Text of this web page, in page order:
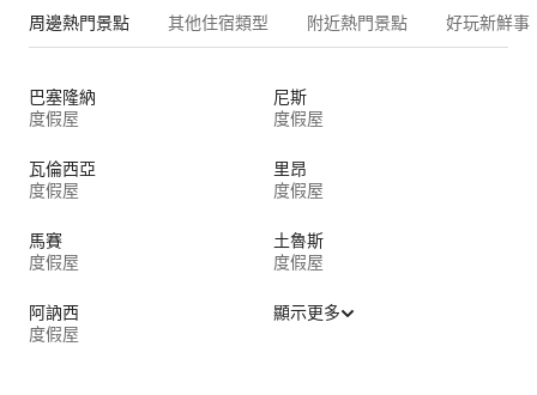
周邊熱門景點 其他住宿類型 附近熱門景點 好玩新鮮事
巴塞隆納
度假屋
尼斯
度假屋
瓦倫西亞
度假屋
里昂
度假屋
馬賽
度假屋
土魯斯
度假屋
阿訥西
度假屋
顯示更多